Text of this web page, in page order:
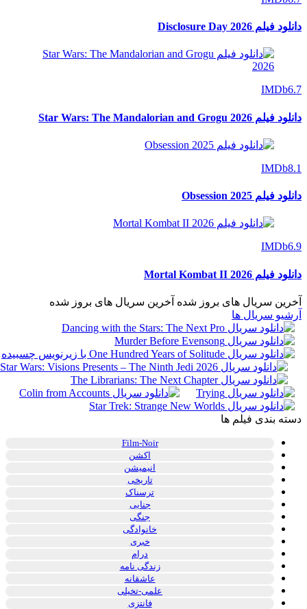
دانلود فیلم Disclosure Day 2026
IMDb6.7
دانلود فیلم Star Wars: The Mandalorian and Grogu 2026
IMDb8.1
دانلود فیلم Obsession 2025
IMDb6.9
دانلود فیلم Mortal Kombat II 2026
آخرین سریال های بروز شده آخرین سریال های بروز شده
آرشیو سریال ها
دسته بندی فیلم ها
Film-Noir
اکشن
انیمیشن
تاریخی
ترسناک
جنایی
جنگی
خانوادگی
خبری
درام
زندگی نامه
عاشقانه
علمی-تخیلی
فانتزی